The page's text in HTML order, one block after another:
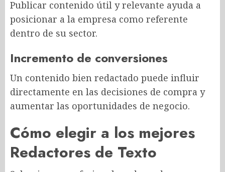
Publicar contenido útil y relevante ayuda a
posicionar a la empresa como referente
dentro de su sector.
Incremento de conversiones
Un contenido bien redactado puede influir
directamente en las decisiones de compra y
aumentar las oportunidades de negocio.
Cómo elegir a los mejores
Redactores de Texto